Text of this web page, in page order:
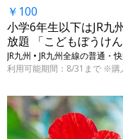
￥100
小学6年生以下はJR九
放題 「こどもぼうけ
JR九州 • JR九州全線の普通・
利用可能期間：8/31まで ※購